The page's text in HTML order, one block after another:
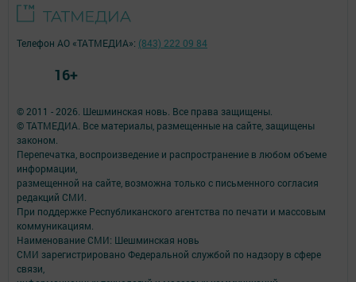
© 2011 - 2026. Шешминская новь. Все права защищены.
© ТАТМЕДИА. Все материалы, размещенные на сайте, защищены
законом.
Перепечатка, воспроизведение и распространение в любом объеме
информации,
размещенной на сайте, возможна только с письменного согласия
редакций СМИ.
При поддержке Республиканского агентства по печати и массовым
коммуникациям.
Наименование СМИ: Шешминская новь
СМИ зарегистрировано Федеральной службой по надзору в сфере
связи,
Телефон АО «ТАТМЕДИА»: (843) 222 09 84
16+